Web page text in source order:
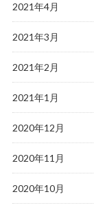
2021年4月
2021年3月
2021年2月
2021年1月
2020年12月
2020年11月
2020年10月